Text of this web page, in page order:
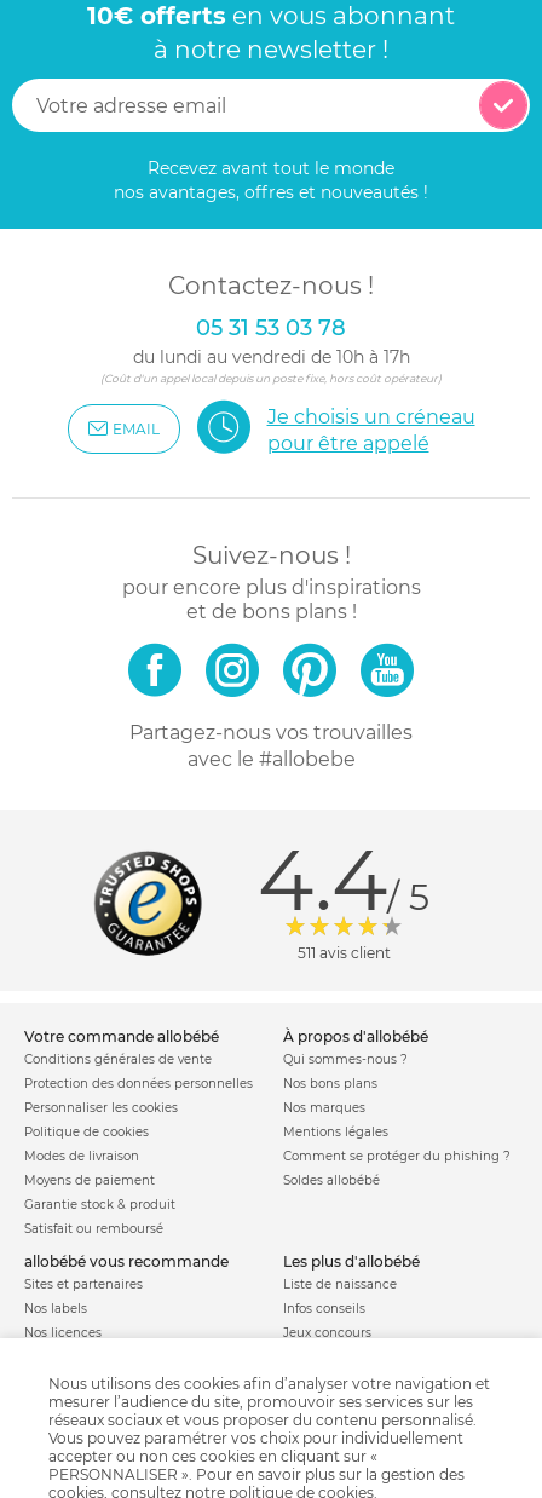
10€ offerts en vous abonnant
à notre newsletter !
Recevez avant tout le monde
nos avantages, offres et nouveautés !
Contactez-nous !
05 31 53 03 78
du lundi au vendredi de 10h à 17h
(Coût d'un appel local depuis un poste fixe, hors coût opérateur)
EMAIL
Je choisis un créneau
pour être appelé
Suivez-nous !
pour encore plus d'inspirations
et de bons plans !
Partagez-nous vos trouvailles
avec le #allobebe
4.4/ 5
511 avis client
votre commande allobébé
Conditions générales de vente
Protection des données personnelles
Personnaliser les cookies
Politique de cookies
Modes de livraison
Moyens de paiement
Garantie stock & produit
Satisfait ou remboursé
à propos d'allobébé
Qui sommes-nous ?
Nos bons plans
Nos marques
Mentions légales
Comment se protéger du phishing ?
Soldes allobébé
allobébé vous recommande
Sites et partenaires
Nos labels
Nos licences
les plus d'allobébé
Liste de naissance
Infos conseils
Jeux concours
Parrainage
Paiement sécurisé
Charte qualité
Nous utilisons des cookies afin d’analyser votre navigation et
mesurer l’audience du site, promouvoir ses services sur les
réseaux sociaux et vous proposer du contenu personnalisé.
Vous pouvez paramétrer vos choix pour individuellement
accepter ou non ces cookies en cliquant sur «
PERSONNALISER ». Pour en savoir plus sur la gestion des
cookies, consultez notre politique de cookies.